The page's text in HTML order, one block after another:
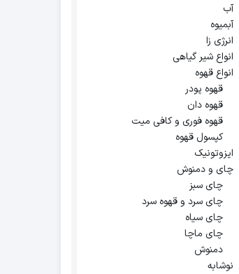
آب
آبمیوه
انرژی زا
انواع شیر گیاهی
انواع قهوه
قهوه پودر
قهوه دان
قهوه فوری و کافی میت
کپسول قهوه
ایزوتونیک
چای و دمنوش
چای سبز
چای سرد و قهوه سرد
چای سیاه
چای ماچا
دمنوش
نوشابه